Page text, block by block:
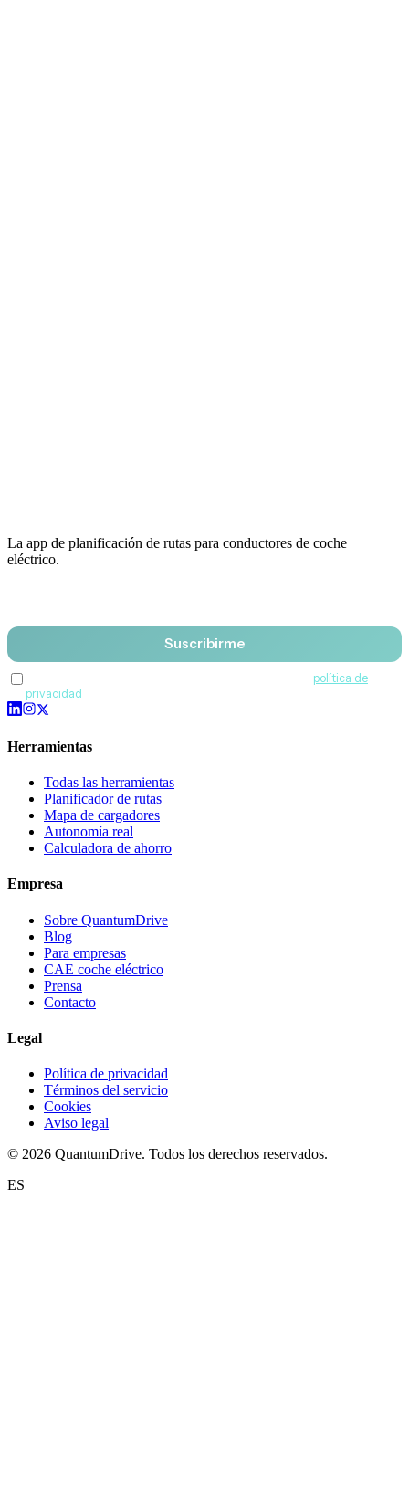
La app de planificación de rutas para conductores de coche
eléctrico.
Suscribirme
política de
privacidad
Herramientas
Todas las herramientas
Planificador de rutas
Mapa de cargadores
Autonomía real
Calculadora de ahorro
Empresa
Sobre QuantumDrive
Blog
Para empresas
CAE coche eléctrico
Prensa
Contacto
Legal
Política de privacidad
Términos del servicio
Cookies
Aviso legal
© 2026 QuantumDrive. Todos los derechos reservados.
ES